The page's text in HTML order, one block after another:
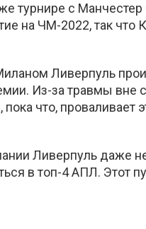
турнире с
на ЧМ-2022, так что
Ливерпуль
Из-за травмы вне
что, проваливает
Ливерпуль даже
в топ-4 АПЛ. Этот